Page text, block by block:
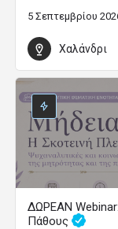
5 Σεπτεμβρίου
Χαλάνδρι
ΔΩΡΕΑΝ
Πάθους